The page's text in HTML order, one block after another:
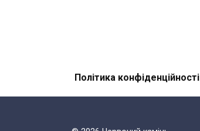
Політика конфіденційності